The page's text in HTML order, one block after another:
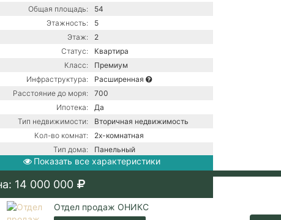
Общая площадь:
54
Этажность:
5
Этаж:
2
Статус:
Квартира
Класс:
Премиум
Инфраструктура:
Расширенная
Расстояние до моря:
700
Ипотека:
Да
Тип недвижимости:
Вторичная недвижимость
Кол-во комнат:
2х-комнатная
Тип дома:
Панельный
Ремонт:
С ремонтом
Центральное водоснабжение /
Центральное отопление
Показать все характеристики
14 000 000
Отдел продаж ОНИКС